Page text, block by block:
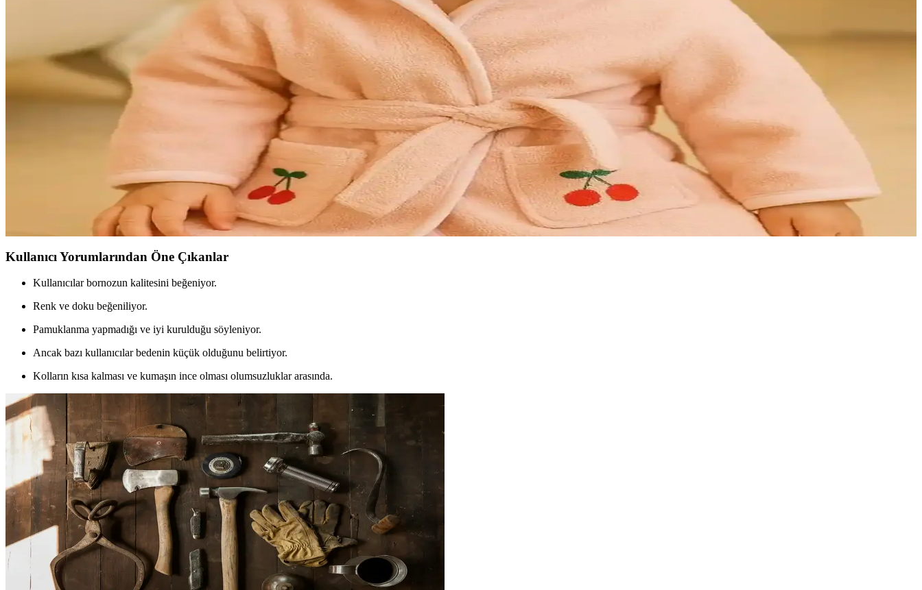
Bebek odasında dekorasyon ve fonksiyonellik için pastel tonlar, doğal malzemeler ve dekoratif detaylar içeren bebek bornozları ile şıklık ve konforu yakalayın.
Müslin Bornozların Dekorasyondaki Yeri ve Estetik Kullanım İpuçları
Müslin bornozlar, hafif ve doğal yapısıyla dekorasyonda şıklık ve fonksiyonellik sunar. Modern ve minimalist tasarımlarla banyolara ferah bir atmosfer katar, dayanıklı ve estetik kullanım sağlar.
Chakra Chic Kadın Bornoz Ekru: Yüksek Kalite ve Şıklıkta Konfor Sunan Tasarım
Yumuşak dokusu ve şık tasarımıyla öne çıkan Chakra Chic kadın bornoz Ekru, yüksek kalite, rahatlık ve estetiği bir arada sunar, günlük kullanım için ideal bir tercih.
Kadınlar İçin Konforlu ve Şık Bornoz Modelleri: Günlük Kullanım İçin En İyi Seçenekler
Kadınlar için tasarlanan hafif, emici ve şık bornoz modelleri, günlük rahatlık ve doğal görünüm sağlar. Malzeme ve tasarım detaylarıyla öne çıkan seçenekler, evde konforu artırır.
Bebek Odası Dekorasyonunda Sık Bornoz Seçimi ve Uygunluk İpuçları
Bebek odasında sık bornozların malzeme, tasarım ve güvenlik özellikleri, dekorasyonla uyumu ve kullanım kolaylığı hakkında bilgiler içerir.
Kullanıcı Yorumlarından Öne Çıkanlar
Kullanıcılar bornozun kalitesini beğeniyor.
Renk ve doku beğeniliyor.
Pamuklanma yapmadığı ve iyi kurulduğu söyleniyor.
Ancak bazı kullanıcılar bedenin küçük olduğunu belirtiyor.
Kolların kısa kalması ve kumaşın ince olması olumsuzluklar arasında.